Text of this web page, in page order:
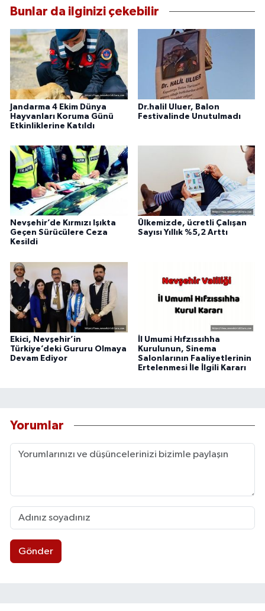
Bunlar da ilginizi çekebilir
Jandarma 4 Ekim Dünya
Hayvanları Koruma Günü
Etkinliklerine Katıldı
Dr.halil Uluer, Balon
Festivalinde Unutulmadı
Nevşehir’de Kırmızı Işıkta
Geçen Sürücülere Ceza
Kesildi
Ülkemizde, ücretli Çalışan
Sayısı Yıllık %5,2 Arttı
Ekici, Nevşehir’in
Türkiye’deki Gururu Olmaya
Devam Ediyor
İl Umumi Hıfzıssıhha
Kurulunun, Sinema
Salonlarının Faaliyetlerinin
Ertelenmesi İle İlgili Kararı
Yorumlar
Gönder